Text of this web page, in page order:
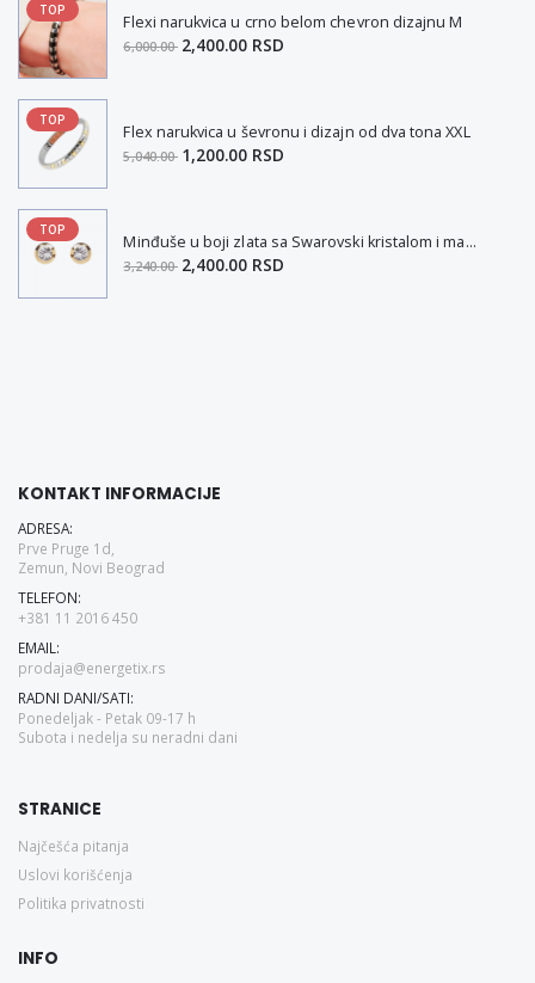
TOP
Flexi narukvica u crno belom chevron dizajnu M
6,000.00 2,400.00 RSD
TOP
Flex narukvica u ševronu i dizajn od dva tona XXL
5,040.00 1,200.00 RSD
TOP
Minđuše u boji zlata sa Swarovski kristalom i magnetom
3,240.00 2,400.00 RSD
KONTAKT INFORMACIJE
ADRESA:
Prve Pruge 1d,
Zemun, Novi Beograd
TELEFON:
+381 11 2016 450
EMAIL:
prodaja@energetix.rs
RADNI DANI/SATI:
Ponedeljak - Petak 09-17 h
Subota i nedelja su neradni dani
STRANICE
Najčešća pitanja
Uslovi korišćenja
Politika privatnosti
INFO